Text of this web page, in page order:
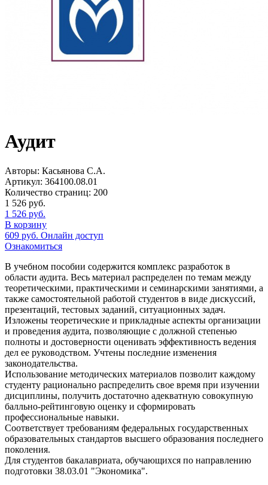
Аудит
Авторы: Касьянова С.А.
Артикул: 364100.08.01
Количество страниц: 200
1 526 руб.
1 526 руб.
В корзину
609 руб. Онлайн доступ
Ознакомиться
В учебном пособии содержится комплекс разработок в
области аудита. Весь материал распределен по темам между
теоретическими, практическими и семинарскими занятиями, а
также самостоятельной работой студентов в виде дискуссий,
презентаций, тестовых заданий, ситуационных задач.
Изложены теоретические и прикладные аспекты организации
и проведения аудита, позволяющие с должной степенью
полноты и достоверности оценивать эффективность ведения
дел ее руководством. Учтены последние изменения
законодательства.
Использование методических материалов позволит каждому
студенту рационально распределить свое время при изучении
дисциплины, получить достаточно адекватную совокупную
балльно-рейтинговую оценку и сформировать
профессиональные навыки.
Соответствует требованиям федеральных государственных
образовательных стандартов высшего образования последнего
поколения.
Для студентов бакалавриата, обучающихся по направлению
подготовки 38.03.01 "Экономика".